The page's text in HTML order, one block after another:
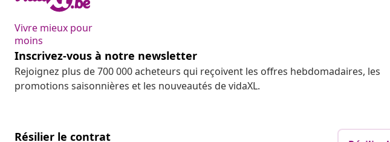
Vivre mieux pour
moins
Inscrivez-vous à notre newsletter
Rejoignez plus de 700 000 acheteurs qui reçoivent les offres hebdomadaires, les
promotions saisonnières et les nouveautés de vidaXL.
Résilier le contrat